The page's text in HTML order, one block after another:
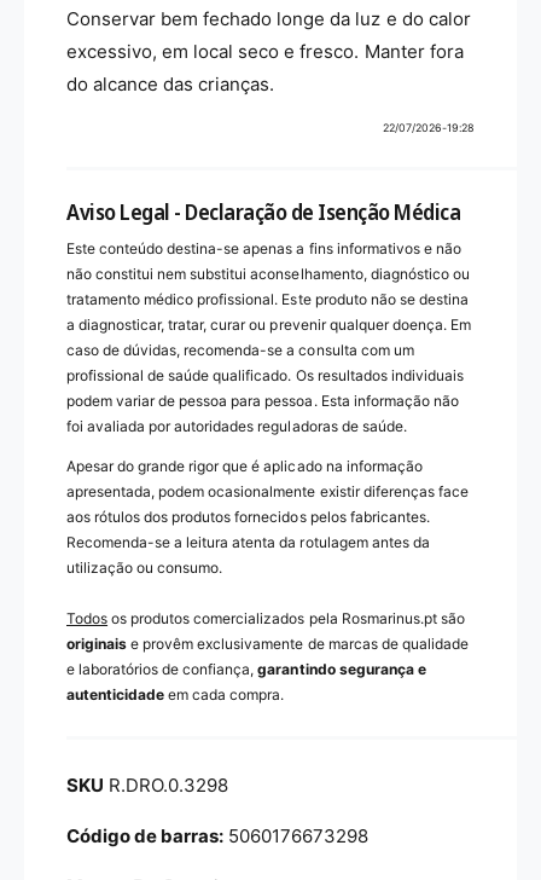
Conservar bem fechado longe da luz e do calor
excessivo, em local seco e fresco. Manter fora
do alcance das crianças.
22/07/2026-19:28
Aviso Legal - Declaração de Isenção Médica
Este conteúdo destina-se apenas a fins informativos e não
não constitui nem substitui aconselhamento, diagnóstico ou
tratamento médico profissional. Este produto não se destina
a diagnosticar, tratar, curar ou prevenir qualquer doença. Em
caso de dúvidas, recomenda-se a consulta com um
profissional de saúde qualificado. Os resultados individuais
podem variar de pessoa para pessoa. Esta informação não
foi avaliada por autoridades reguladoras de saúde.
Apesar do grande rigor que é aplicado na informação
apresentada, podem ocasionalmente existir diferenças face
aos rótulos dos produtos fornecidos pelos fabricantes.
Recomenda-se a leitura atenta da rotulagem antes da
utilização ou consumo.
Todos os produtos comercializados pela Rosmarinus.pt são
originais e provêm exclusivamente de marcas de qualidade
e laboratórios de confiança,garantindo segurança e
autenticidade em cada compra.
R.DRO.0.3298
5060176673298